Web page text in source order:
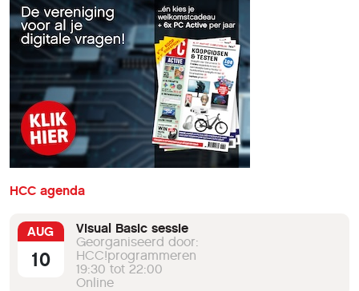
HCC agenda
AUG
10
Visual Basic sessie
Georganiseerd door:
HCC!programmeren
19:30 tot 22:00
Online